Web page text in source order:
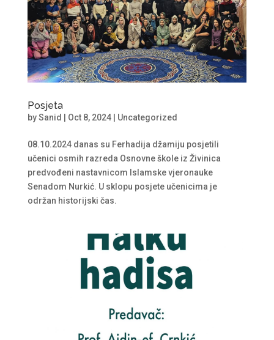
Posjeta
bySanid Oct 8, 2024| Uncategorized
08.10.2024 danas su Ferhadija džamiju posjetili
učenici osmih razreda Osnovne škole iz Živinica
predvođeni nastavnicom Islamske vjeronauke
Senadom Nurkić. U sklopu posjete učenicima je
održan historijski čas.